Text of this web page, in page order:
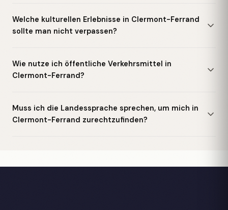
Welche kulturellen Erlebnisse in Clermont-Ferrand
sollte man nicht verpassen?
Wie nutze ich öffentliche Verkehrsmittel in
Clermont-Ferrand?
Muss ich die Landessprache sprechen, um mich in
Clermont-Ferrand zurechtzufinden?